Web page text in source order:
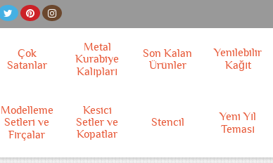
Çok
Satanlar
Metal
Kurabiye
Kalıpları
Son Kalan
Ürünler
Yenilebilir
Kağıt
Modelleme
Setleri ve
Fırçalar
Kesici
Setler ve
Kopatlar
Stencil
Yeni Yıl
Teması